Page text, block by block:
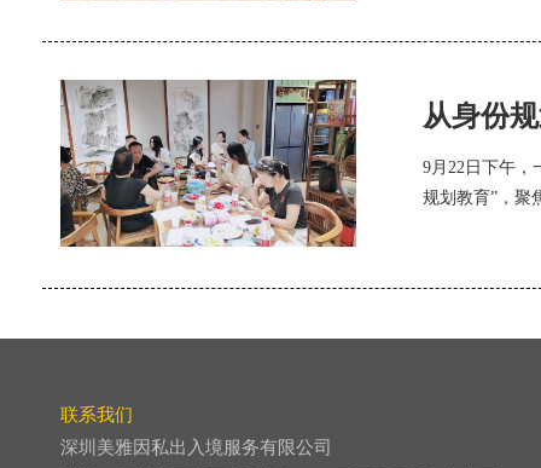
从身份
9月22日下午，
规划教育”，聚
联系我们
深圳美雅因私出入境服务有限公司